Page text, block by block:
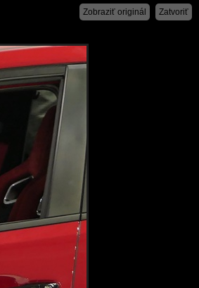
Zatvoriť
Zobraziť originál